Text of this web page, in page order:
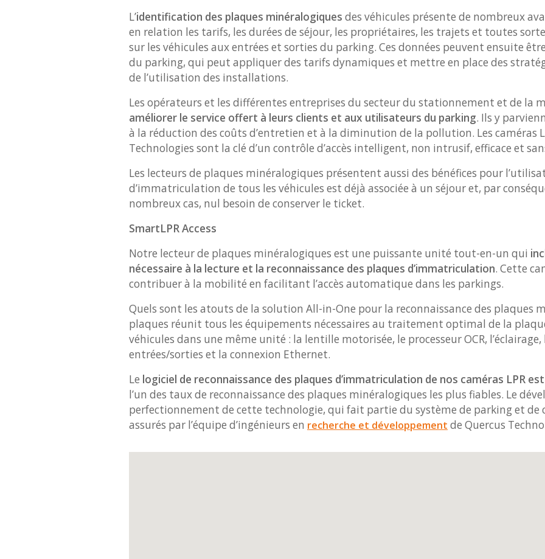
L’identification des plaques minéralogiques des véhicules présente de nombreux
en relation les tarifs, les durées de séjour, les propriétaires, les trajets et toutes
sur les véhicules aux entrées et sorties du parking. Ces données peuvent ensuite
du parking, qui peut appliquer des tarifs dynamiques et mettre en place des
de l’utilisation des installations.
Les opérateurs et les différentes entreprises du secteur du stationnement et de la
améliorer le service offert à leurs clients et aux utilisateurs du parking. Ils y
à la réduction des coûts d’entretien et à la diminution de la pollution. Les caméras
Technologies sont la clé d’un contrôle d’accès intelligent, non intrusif, efficace et
Les lecteurs de plaques minéralogiques présentent aussi des bénéfices pour
d’immatriculation de tous les véhicules est déjà associée à un séjour et, par
nombreux cas, nul besoin de conserver le ticket.
SmartLPR Access
Notre lecteur de plaques minéralogiques est une puissante unité tout-en-un qui
nécessaire à la lecture et la reconnaissance des plaques d’immatriculation. Cette
contribuer à la mobilité en facilitant l’accès automatique dans les parkings.
Quels sont les atouts de la solution All-in-One pour la reconnaissance des plaques
plaques réunit tous les équipements nécessaires au traitement optimal de la
véhicules dans une même unité : la lentille motorisée, le processeur OCR, l’éclairage,
entrées/sorties et la connexion Ethernet.
Le logiciel de reconnaissance des plaques d’immatriculation de nos caméras LPR
l’un des taux de reconnaissance des plaques minéralogiques les plus fiables. Le
perfectionnement de cette technologie, qui fait partie du système de parking et de
assurés par l’équipe d’ingénieurs en recherche et développement de Quercus